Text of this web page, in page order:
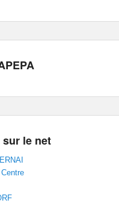
le net
Centre